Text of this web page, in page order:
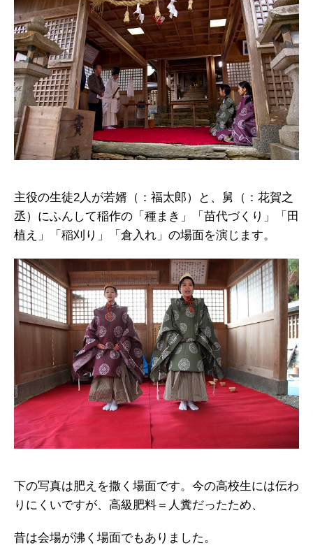
主役の生徒2人が若婿（：福太郎）と、舅（：花賀之
丞）にふんして稲作の「種まき」「苗代づくり」「田
植え」「稲刈り」「倉入れ」の場面を演じます。
下の写真は肥えを撒く場面です。今の高校生には伝わ
りにくいですが、高級肥料＝人糞だったため、
昔は会場が沸く場面でもありました。